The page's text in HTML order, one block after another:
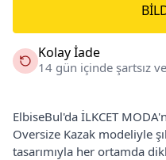
Kolay İade
14 gün içinde şartsız
ElbiseBul'da İLKCET
Oversize Kazak modeliyle
tasarımıyla her ortamda